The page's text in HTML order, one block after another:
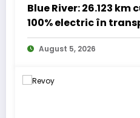
Blue River: 26.123 km
100% electric în
internațional
August 5, 2026